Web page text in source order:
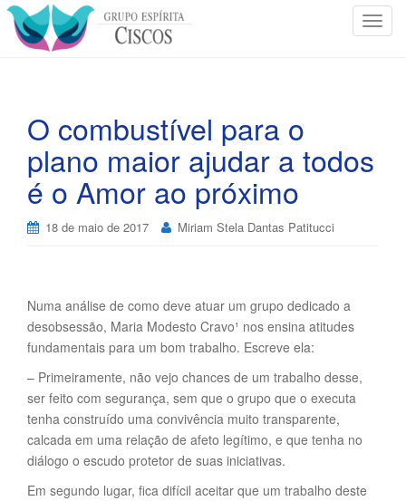
T
a
O combustível para o
plano maior ajudar a todos
é o Amor ao próximo
18 de maio de 2017 Miriam Stela Dantas Patitucci
Numa análise de como deve atuar um grupo dedicado a
desobsessão, Maria Modesto Cravo¹ nos ensina atitudes
fundamentais para um bom trabalho. Escreve ela:
– Primeiramente, não vejo chances de um trabalho desse,
ser feito com segurança, sem que o grupo que o executa
tenha construído uma convivência muito transparente,
calcada em uma relação de afeto legítimo, e que tenha no
diálogo o escudo protetor de suas iniciativas.
Em segundo lugar, fica difícil aceitar que um trabalho deste